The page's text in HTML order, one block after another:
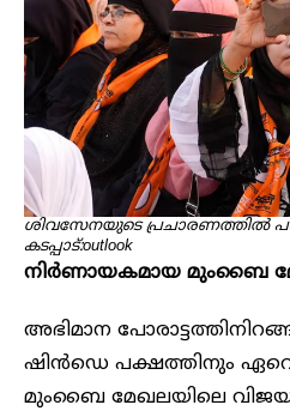
ശിവസേനയുടെ പ്രചാരണത്തിൽ
കടപ്പാട്:outlook
നിർണായകമായ മുംബൈ
അഭിമാന
ഷിൻഡെ പക്ഷത്തിനും
മുംബൈ മേഖലയിലെ